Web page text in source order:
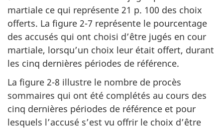
martiale ce qui représente 21 p. 100 des choix
offerts. La figure 2-7 représente le pourcentage
des accusés qui ont choisi d’être jugés en cour
martiale, lorsqu’un choix leur était offert, durant
les cinq dernières périodes de référence.
La figure 2-8 illustre le nombre de procès
sommaires qui ont été complétés au cours des
cinq dernières périodes de référence et pour
lesquels l’accusé s’est vu offrir le choix d’être